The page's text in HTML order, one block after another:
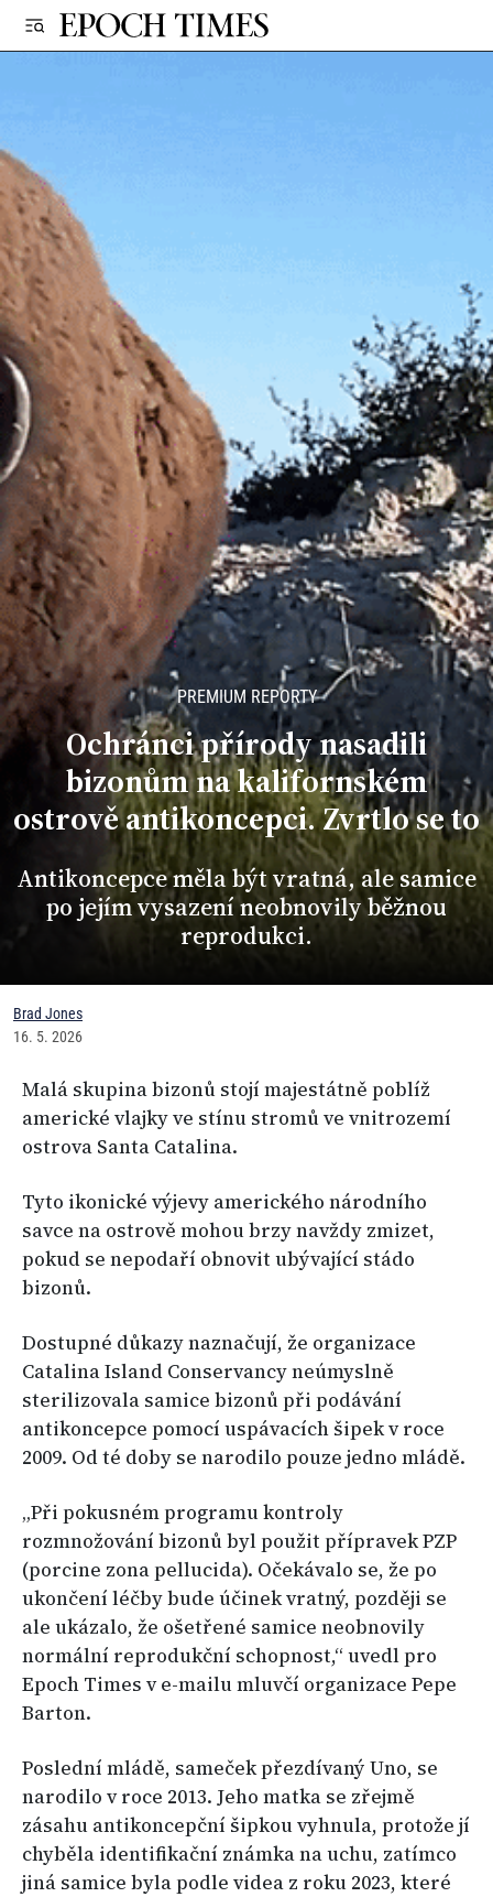
PREMIUM REPORTY
Ochránci přírody nasadili
bizonům na kalifornském
ostrově antikoncepci. Zvrtlo se to
Antikoncepce měla být vratná, ale samice
po jejím vysazení neobnovily běžnou
reprodukci.
Brad Jones
16. 5. 2026
Malá skupina bizonů stojí majestátně poblíž
americké vlajky ve stínu stromů ve vnitrozemí
ostrova Santa Catalina.
Tyto ikonické výjevy amerického národního
savce na ostrově mohou brzy navždy zmizet,
pokud se nepodaří obnovit ubývající stádo
bizonů.
Dostupné důkazy naznačují, že organizace
Catalina Island Conservancy neúmyslně
sterilizovala samice bizonů při podávání
antikoncepce pomocí uspávacích šipek v roce
2009. Od té doby se narodilo pouze jedno mládě.
„Při pokusném programu kontroly
rozmnožování bizonů byl použit přípravek PZP
(porcine zona pellucida). Očekávalo se, že po
ukončení léčby bude účinek vratný, později se
ale ukázalo, že ošetřené samice neobnovily
normální reprodukční schopnost,“ uvedl pro
Epoch Times v e-mailu mluvčí organizace Pepe
Barton.
Poslední mládě, sameček přezdívaný Uno, se
narodilo v roce 2013. Jeho matka se zřejmě
zásahu antikoncepční šipkou vyhnula, protože jí
chyběla identifikační známka na uchu, zatímco
jiná samice byla podle videa z roku 2023, které